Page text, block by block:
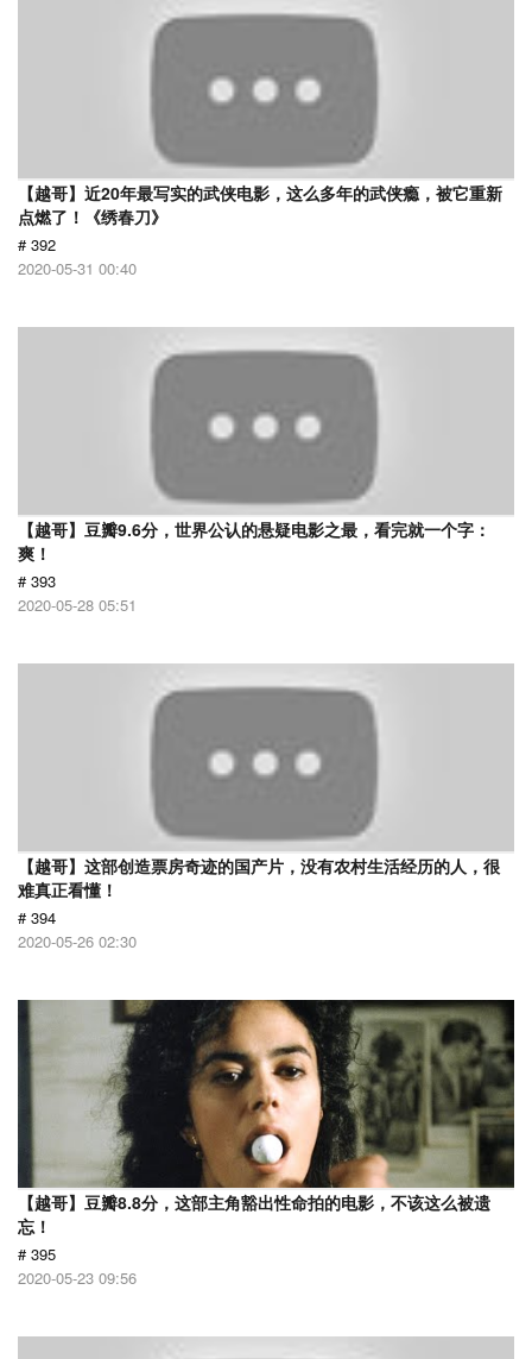
【越哥】近20年最写实的武侠电影，这么多年的武侠瘾，被它重新
点燃了！《绣春刀》
# 392
2020-05-31 00:40
【越哥】豆瓣9.6分，世界公认的悬疑电影之最，看完就一个字：
爽！
# 393
2020-05-28 05:51
【越哥】这部创造票房奇迹的国产片，没有农村生活经历的人，很
难真正看懂！
# 394
2020-05-26 02:30
【越哥】豆瓣8.8分，这部主角豁出性命拍的电影，不该这么被遗
忘！
# 395
2020-05-23 09:56